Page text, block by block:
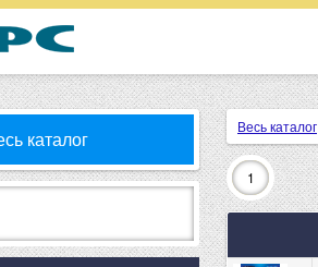
каталог
Весь каталог
1